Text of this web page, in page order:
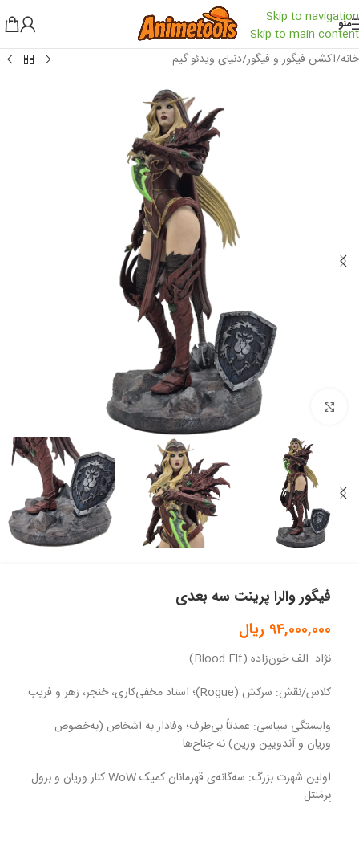
Skip to navigation
Skip to main content
منو
خانه/اکشن فیگور و فیگور/دنیای ویدئو گیم
بزرگنمایی تصویر
فیگور والرا پرینت سه بعدی
94,000,000 ریال
نژاد: الف خون‌زاده (Blood Elf)
کلاس/نقش: سرکش (Rogue)؛ استاد مخفی‌کاری، خنجر، زهر و فریب
وابستگی سیاسی: عمدتاً بی‌طرف؛ وفادار به اشخاص (به‌خصوص
وریان و آندویین وِرین) نه جناح‌ها
اولین شهرت بزرگ: سه‌گانه‌ی قهرمانان کمیک WoW کنار وریان و برول
بِرمَنتل